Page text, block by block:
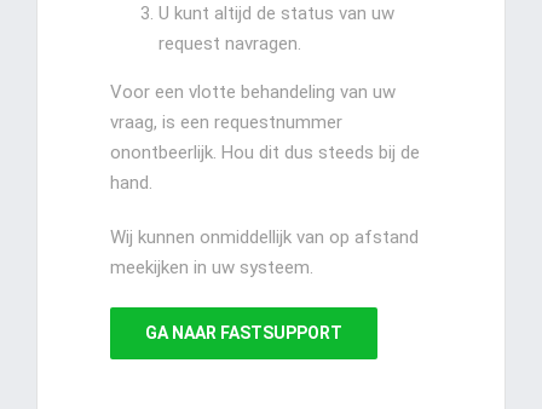
U kunt altijd de status van uw
request navragen.
Voor een vlotte behandeling van uw
vraag, is een requestnummer
onontbeerlijk. Hou dit dus steeds bij de
hand.
Wij kunnen onmiddellijk van op afstand
meekijken in uw systeem.
GA NAAR FASTSUPPORT